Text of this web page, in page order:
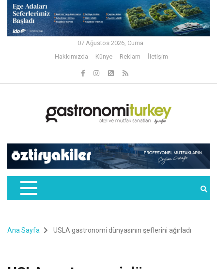
07 Ağustos 2026, Cuma
Hakkımızda
Künye Reklam İletişim
Ana Sayfa USLA gastronomi dünyasının şeflerini ağırladı